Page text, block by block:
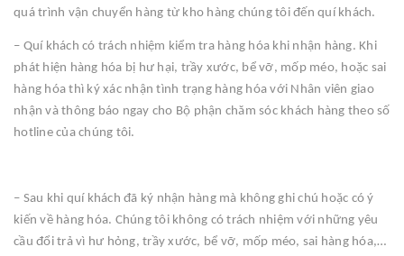
quá trình vận chuyển hàng từ kho hàng chúng tôi đến quí khách.
– Quí khách có trách nhiệm kiểm tra hàng hóa khi nhận hàng. Khi
phát hiện hàng hóa bị hư hại, trầy xước, bể vỡ, mốp méo, hoặc sai
hàng hóa thì ký xác nhận tình trạng hàng hóa với Nhân viên giao
nhận và thông báo ngay cho Bộ phận chăm sóc khách hàng theo số
hotline của chúng tôi.
– Sau khi quí khách đã ký nhận hàng mà không ghi chú hoặc có ý
kiến về hàng hóa. Chúng tôi không có trách nhiệm với những yêu
cầu đổi trả vì hư hỏng, trầy xước, bể vỡ, mốp méo, sai hàng hóa,…